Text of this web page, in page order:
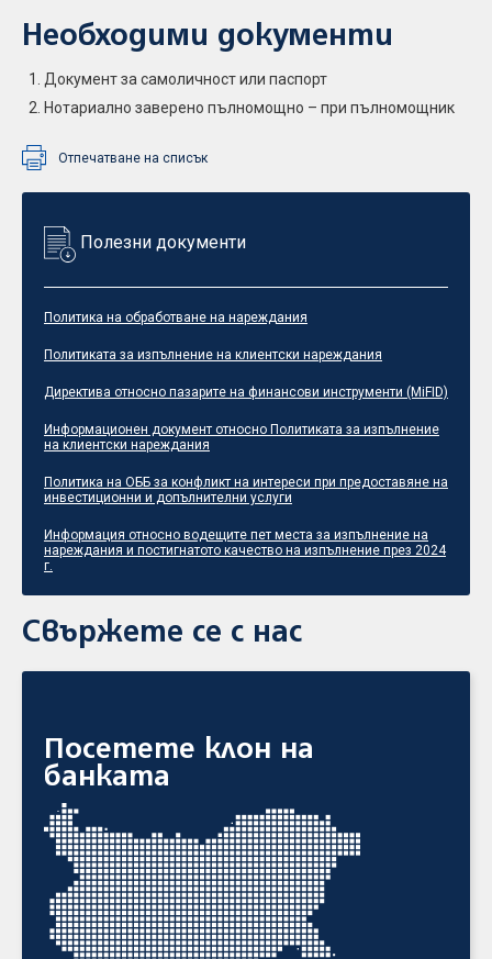
Необходими документи
Документ за самоличност или паспорт
Нотариално заверено пълномощно – при пълномощник
Отпечатване на списък
Полезни документи
Политика на обработване на нареждания
Политиката за изпълнение на клиентски нареждания
Директива относно пазарите на финансови инструменти (MiFID)
Информационен документ относно Политиката за изпълнение
на клиентски нареждания
Политика на ОББ за конфликт на интереси при предоставяне на
инвестиционни и допълнителни услуги
Информация относно водещите пет места за изпълнение на
нареждания и постигнатото качество на изпълнение през 2024
г.
Свържете се с нас
Посетете клон на
банката